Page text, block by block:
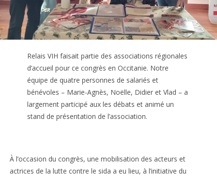
Relais VIH faisait partie des associations régionales
d’accueil pour ce congrès en Occitanie. Notre
équipe de quatre personnes de salariés et
bénévoles – Marie-Agnès, Noëlle, Didier et Vlad – a
largement participé aux les débats et animé un
stand de présentation de l’association.
À l’occasion du congrès, une mobilisation des acteurs et
actrices de la lutte contre le sida a eu lieu, à l’initiative du